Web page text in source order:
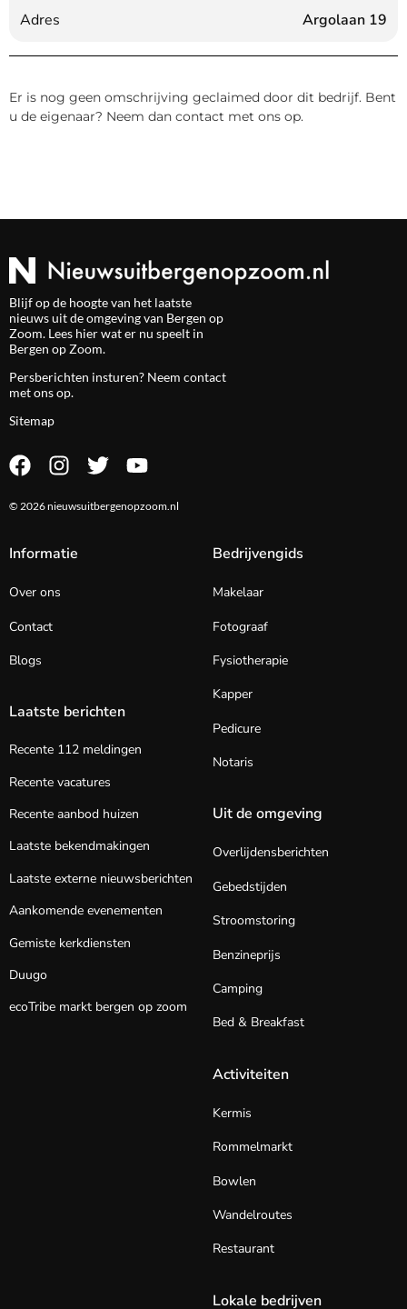
Adres Argolaan 19
Er is nog geen omschrijving geclaimed door dit bedrijf. Bent
u de eigenaar? Neem dan contact met ons op.
Blijf op de hoogte van het laatste
nieuws uit de omgeving van Bergen op
Zoom. Lees hier wat er nu speelt in
Bergen op Zoom.
Persberichten insturen? Neem contact
met ons op.
Sitemap
© 2026 nieuwsuitbergenopzoom.nl
Informatie
Over ons
Contact
Blogs
Laatste berichten
Recente 112 meldingen
Recente vacatures
Recente aanbod huizen
Laatste bekendmakingen
Laatste externe nieuwsberichten
Aankomende evenementen
Gemiste kerkdiensten
Duugo
ecoTribe markt bergen op zoom
Bedrijvengids
Makelaar
Fotograaf
Fysiotherapie
Kapper
Pedicure
Notaris
Uit de omgeving
Overlijdensberichten
Gebedstijden
Stroomstoring
Benzineprijs
Camping
Bed & Breakfast
Activiteiten
Kermis
Rommelmarkt
Bowlen
Wandelroutes
Restaurant
Lokale bedrijven